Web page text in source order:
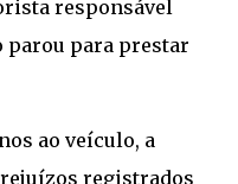
responsável
parou para prestar
ao veículo, a
registrados